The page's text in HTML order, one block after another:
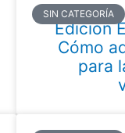
SIN CATEGORÍA
Edición
Cómo
para